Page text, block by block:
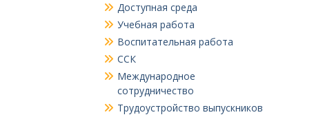
Доступная среда
Учебная работа
Воспитательная работа
ССК
Международное
сотрудничество
Трудоустройство выпускников